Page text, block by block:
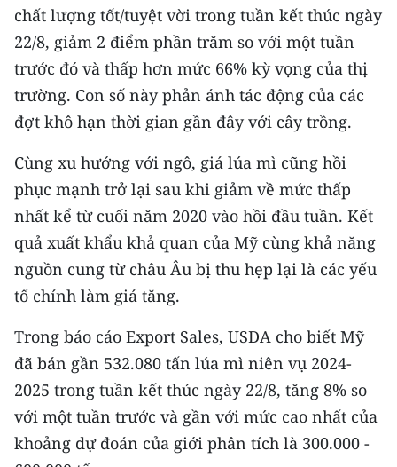
Đồng bằng sông Hồng
Bắc Trung Bộ
Duyên hải Nam Trung Bộ và Tây
Nguyên
Đồng bằng sông Cửu Long
Chuyên trang Hà Nội
Chuyên trang TP. Hồ Chí Minh
CHUYÊN ĐỀ
CÁC CHUYÊN TRANG
VỀ BÁO NHÂN DÂN
THỜI NAY
chất lượng tốt/tuyệt vời trong tuần kết thúc ngày
22/8, giảm 2 điểm phần trăm so với một tuần
trước đó và thấp hơn mức 66% kỳ vọng của thị
trường. Con số này phản ánh tác động của các
đợt khô hạn thời gian gần đây với cây trồng.
Cùng xu hướng với ngô, giá lúa mì cũng hồi
phục mạnh trở lại sau khi giảm về mức thấp
nhất kể từ cuối năm 2020 vào hồi đầu tuần. Kết
quả xuất khẩu khả quan của Mỹ cùng khả năng
nguồn cung từ châu Âu bị thu hẹp lại là các yếu
tố chính làm giá tăng.
Trong báo cáo Export Sales, USDA cho biết Mỹ
đã bán gần 532.080 tấn lúa mì niên vụ 2024-
2025 trong tuần kết thúc ngày 22/8, tăng 8% so
với một tuần trước và gần với mức cao nhất của
khoảng dự đoán của giới phân tích là 300.000 -